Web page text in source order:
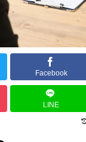
Facebook
LINE